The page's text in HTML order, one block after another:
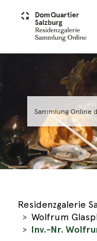
Residenzgalerie
Wolfrum
Inv.-Nr.